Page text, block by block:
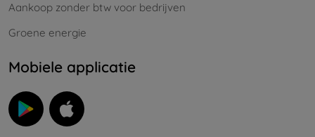
Aankoop zonder btw voor bedrijven
Groene energie
Mobiele applicatie